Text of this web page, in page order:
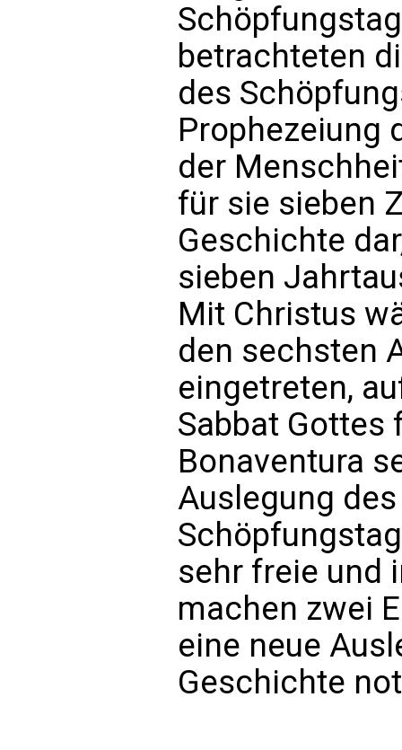
betrachteten
des
Prophezeiung
der
für sie sieben
Geschichte
sieben
Mit Christus
den sechsten
eingetreten,
Sabbat Gottes
Bonaventura
Auslegung
sehr freie und
machen zwei
eine neue
Geschichte